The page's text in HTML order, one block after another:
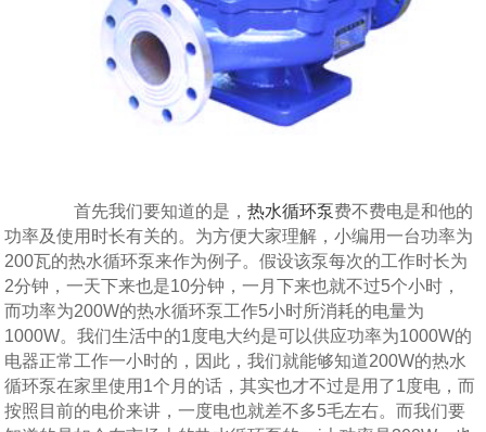
首先我们要知道的是，热水循环泵费不费电是和他的
功率及使用时长有关的。为方便大家理解，小编用一台功率为
200瓦的热水循环泵来作为例子。假设该泵每次的工作时长为
2分钟，一天下来也是10分钟，一月下来也就不过5个小时，
而功率为200W的热水循环泵工作5小时所消耗的电量为
1000W。我们生活中的1度电大约是可以供应功率为1000W的
电器正常工作一小时的，因此，我们就能够知道200W的热水
循环泵在家里使用1个月的话，其实也才不过是用了1度电，而
按照目前的电价来讲，一度电也就差不多5毛左右。而我们要